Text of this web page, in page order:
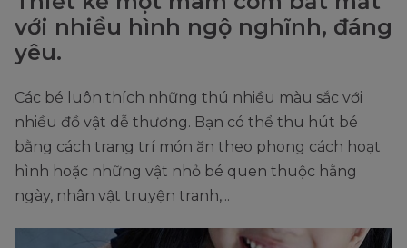
với nhiều hình ngộ nghĩnh, đáng
yêu.
Các bé luôn thích những thú nhiều màu sắc với
nhiều đồ vật dễ thương. Bạn có thể thu hút bé
bằng cách trang trí món ăn theo phong cách hoạt
hình hoặc những vật nhỏ bé quen thuộc hằng
ngày, nhân vật truyện tranh,...